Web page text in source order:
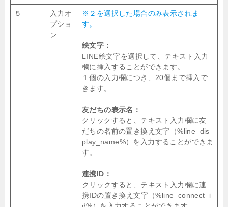
５
入力オ
プショ
ン
※２を選択した場合のみ表示されま
す。
絵文字：
LINE絵文字を選択して、テキスト入力
欄に挿入することができます。
１個の入力欄につき、20個まで挿入で
きます。
友だちの表示名：
クリックすると、テキスト入力欄に友
だちの名前の置き換え文字（%line_dis
play_name%）を入力することができま
す。
連携ID：
クリックすると、テキスト入力欄に連
携IDの置き換え文字（%line_connect_i